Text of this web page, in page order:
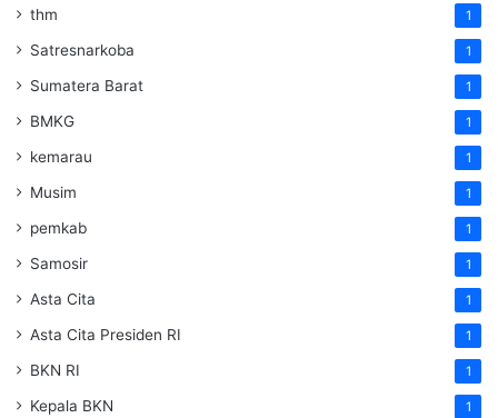
thm 1
Satresnarkoba 1
Sumatera Barat 1
BMKG 1
kemarau 1
Musim 1
pemkab 1
Samosir 1
Asta Cita 1
Asta Cita Presiden RI 1
BKN RI 1
Kepala BKN 1